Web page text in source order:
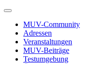
MUV-Community
Adressen
Veranstaltungen
MUV-Beiträge
Testumgebung